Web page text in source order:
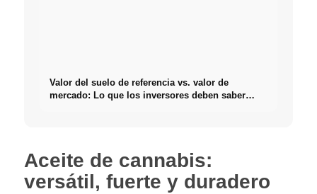
Valor del suelo de referencia vs. valor de
mercado: Lo que los inversores deben saber
Aceite de cannabis:
versátil, fuerte y duradero